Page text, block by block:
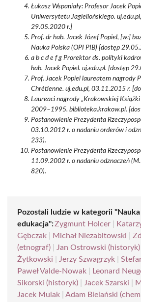
Łukasz Wspaniały: Profesor Jacek
Uniwersytetu Jagiellońskiego.
29.05.2020 r.]
Prof. dr hab. Jacek Józef Popiel, [w:]
Nauka Polska (OPI PIB) [dostęp
a b c d e f g Prorektor ds. polityki
hab. Jacek Popiel. uj.edu.pl. [dostęp
Prof. Jacek Popiel laureatem nagrody
Chrétienne. uj.edu.pl, 03.11.2015 r.
Laureaci nagrody „Krakowskiej
2009–1995. biblioteka.krakow.pl.
Postanowienie Prezydenta
03.10.2012 r. o nadaniu orderów i
233).
Postanowienie Prezydenta
11.09.2002 r. o nadaniu odznaczeń
820).
Pozostali ludzie w kategorii
edukacja":Zygmunt Holcer
Gębczak
Michał Niezabitowski
(etnograf)
Jan Ostrowski (historyk)
Żytkowski
Jerzy Szwagrzyk
Paweł Valde-Nowak
Leonard
Sikorski (historyk)
Jacek Szarski
Jacek Mulak
Adam Bielański